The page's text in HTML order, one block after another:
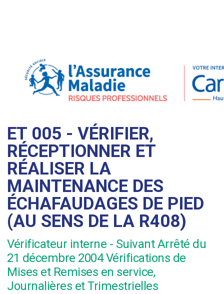
ET 005 - VÉRIFIER,
RÉCEPTIONNER ET
RÉALISER LA
MAINTENANCE DES
ÉCHAFAUDAGES DE PIED
(AU SENS DE LA R408)
Vérificateur interne - Suivant Arrêté du
21 décembre 2004 Vérifications de
Mises et Remises en service,
Journalières et Trimestrielles